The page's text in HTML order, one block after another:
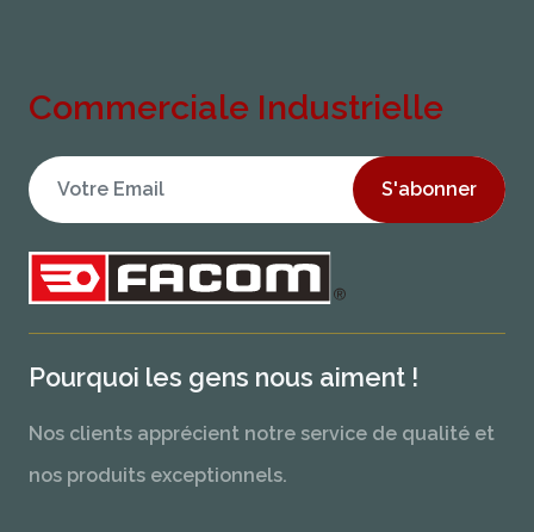
Commerciale Industrielle
S'abonner
Pourquoi les gens nous aiment !
Nos clients apprécient notre service de qualité et
nos produits exceptionnels.